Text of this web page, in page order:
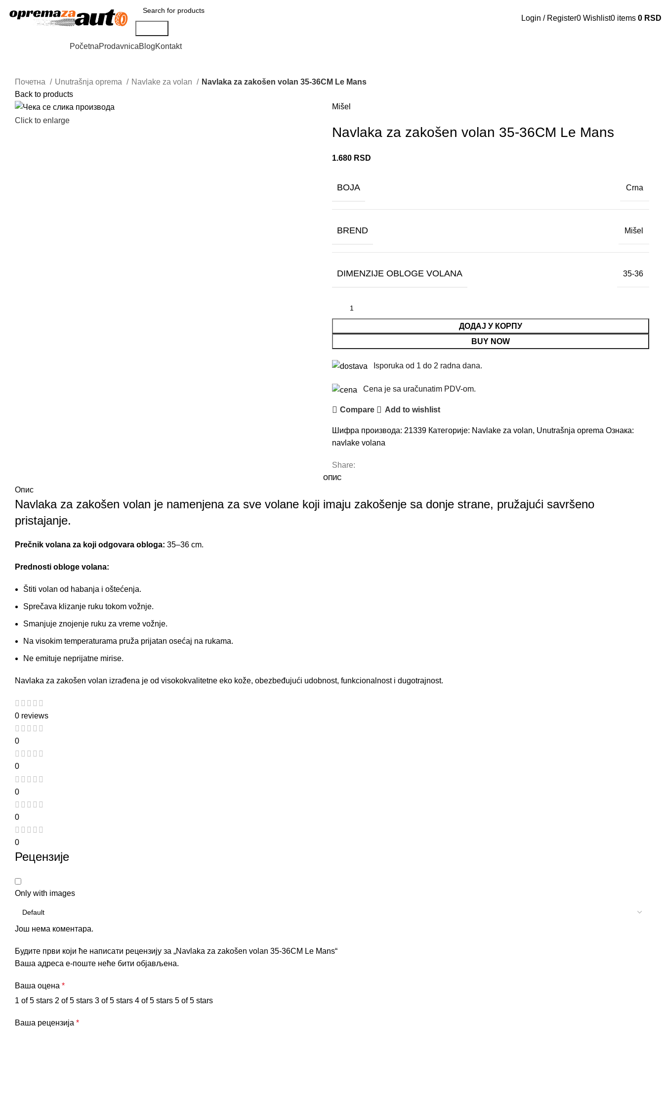
Login / Register0 Wishlist0 items 0 RSD
PočetnaProdavnicaBlogKontakt
Почетна Unutrašnja oprema Navlake za volan
Navlaka za zakošen volan 35-36CM Le Mans
Back to products
Click to enlarge
Mišel
Navlaka za zakošen volan 35-36CM Le Mans
1.680 RSD
BOJA Crna
BREND Mišel
DIMENZIJE OBLOGE VOLANA 35-36
ДОДАЈ У КОРПУ
BUY NOW
Isporuka od 1 do 2 radna dana.
Cena je sa uračunatim PDV-om.
Compare Add to wishlist
Шифра производа: 21339 Категорије: Navlake za volan, Unutrašnja oprema Ознака:
navlake volana
Share:
ОПИС
Опис
Navlaka za zakošen volan je namenjena za sve volane koji imaju zakošenje sa donje strane, pružajući savršeno
pristajanje.
Prečnik volana za koji odgovara obloga: 35–36 cm.
Prednosti obloge volana:
Štiti volan od habanja i oštećenja.
Sprečava klizanje ruku tokom vožnje.
Smanjuje znojenje ruku za vreme vožnje.
Na visokim temperaturama pruža prijatan osećaj na rukama.
Ne emituje neprijatne mirise.
Navlaka za zakošen volan izrađena je od visokokvalitetne eko kože, obezbeđujući udobnost, funkcionalnost i dugotrajnost.
0 reviews
0
0
0
0
0
Рецензије
Only with images
Још нема коментара.
Будите први који ће написати рецензију за „Navlaka za zakošen volan 35-36CM Le Mans“
Ваша адреса е-поште неће бити објављена.
Ваша оцена *
1 of 5 stars 2 of 5 stars 3 of 5 stars 4 of 5 stars 5 of 5 stars
Ваша рецензија *